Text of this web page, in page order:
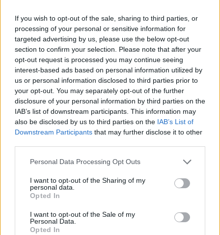
If you wish to opt-out of the sale, sharing to third parties, or
processing of your personal or sensitive information for
targeted advertising by us, please use the below opt-out
section to confirm your selection. Please note that after your
opt-out request is processed you may continue seeing
interest-based ads based on personal information utilized by
us or personal information disclosed to third parties prior to
your opt-out. You may separately opt-out of the further
disclosure of your personal information by third parties on the
IAB’s list of downstream participants. This information may
also be disclosed by us to third parties on the IAB’s List of
Downstream Participants that may further disclose it to other
Personal Data Processing Opt Outs
I want to opt-out of the Sharing of my
personal data.
Opted In
I want to opt-out of the Sale of my
Personal Data.
Opted In
toinen lentoyhtiö – matkustajille tärkeä
rajoitus
Sääennuste ulottuu nyt marraskuulle – tältä
näyttää syksyn sää
Kela voi leikata tukia ulkomaanmatkan
vuoksi
Suolikaasun tuoksu levisi Spider-Man -
näytöksessä – yleisö poistui paikalta